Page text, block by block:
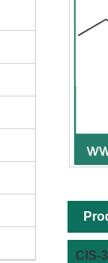
CIS-